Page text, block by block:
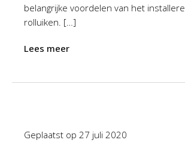
belangrijke voordelen van het
rolluiken. […]
Lees meer
Geplaatst op 27 juli 2020